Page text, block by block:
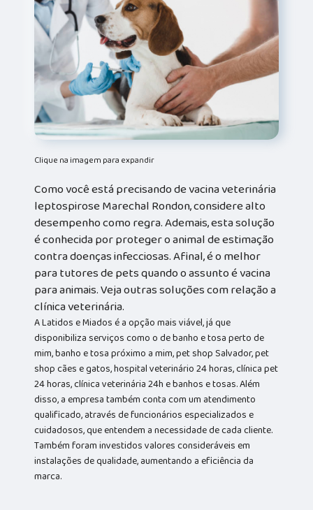
Clique na imagem para expandir
Como você está precisando de vacina veterinária
leptospirose Marechal Rondon, considere alto
desempenho como regra. Ademais, esta solução
é conhecida por proteger o animal de estimação
contra doenças infecciosas. Afinal, é o melhor
para tutores de pets quando o assunto é vacina
para animais. Veja outras soluções com relação a
clínica veterinária.
A Latidos e Miados é a opção mais viável, já que
disponibiliza serviços como o de banho e tosa perto de
mim, banho e tosa próximo a mim, pet shop Salvador, pet
shop cães e gatos, hospital veterinário 24 horas, clínica pet
24 horas, clínica veterinária 24h e banhos e tosas. Além
disso, a empresa também conta com um atendimento
qualificado, através de funcionários especializados e
cuidadosos, que entendem a necessidade de cada cliente.
Também foram investidos valores consideráveis em
instalações de qualidade, aumentando a eficiência da
marca.